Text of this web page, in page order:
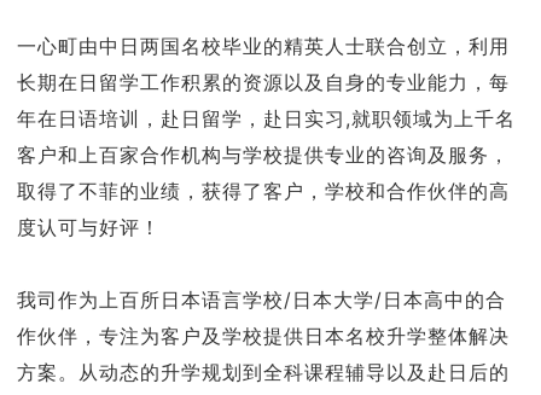
一心町由中日两国名校毕业的精英人士联合创立，利用
长期在日留学工作积累的资源以及自身的专业能力，每
年在日语培训，赴日留学，赴日实习,就职领域为上千名
客户和上百家合作机构与学校提供专业的咨询及服务，
取得了不菲的业绩，获得了客户，学校和合作伙伴的高
度认可与好评！
我司作为上百所日本语言学校/日本大学/日本高中的合
作伙伴，专注为客户及学校提供日本名校升学整体解决
方案。从动态的升学规划到全科课程辅导以及赴日后的